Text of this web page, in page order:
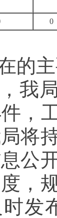
0
的
我
，
将
公
，
发